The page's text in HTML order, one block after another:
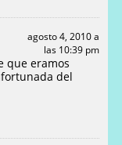
agosto 4, 2010 a
las 10:39 pm
que eramos
del